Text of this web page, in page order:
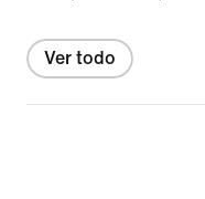
Ver todo